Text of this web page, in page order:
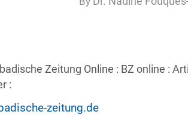
Zeitung Online : BZ online :
:
zeitung.de